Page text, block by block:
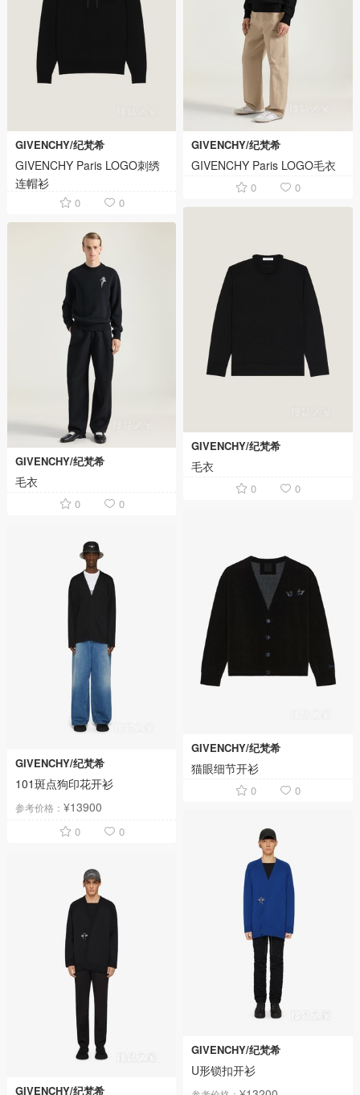
GIVENCHY/纪梵希
GIVENCHY Paris LOGO刺绣
连帽衫
0 0
GIVENCHY/纪梵希
GIVENCHY Paris LOGO毛衣
0 0
GIVENCHY/纪梵希
毛衣
0 0
GIVENCHY/纪梵希
毛衣
0 0
GIVENCHY/纪梵希
猫眼细节开衫
0 0
GIVENCHY/纪梵希
101斑点狗印花开衫
参考价格： ¥13900
0 0
GIVENCHY/纪梵希
U形锁扣开衫
GIVENCHY/纪梵希